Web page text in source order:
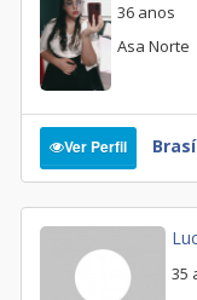
36 anos
Asa Norte
Ver Perfil
35